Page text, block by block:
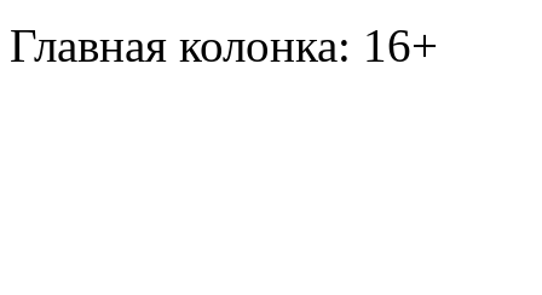
Главная колонка: 16+